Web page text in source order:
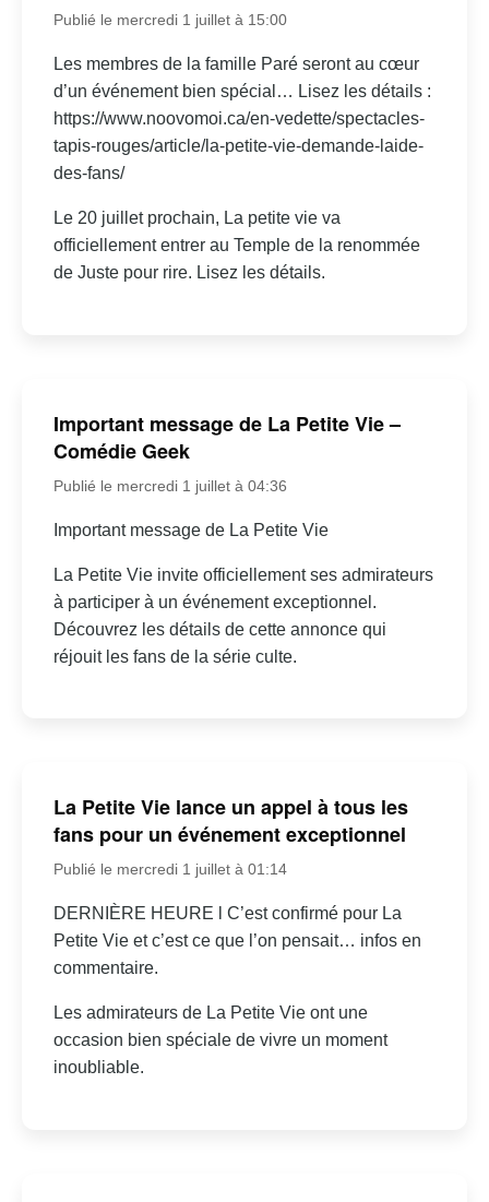
Publié le mercredi 1 juillet à 15:00
Les membres de la famille Paré seront au cœur
d’un événement bien spécial… Lisez les détails :
https://www.noovomoi.ca/en-vedette/spectacles-
tapis-rouges/article/la-petite-vie-demande-laide-
des-fans/
Le 20 juillet prochain, La petite vie va
officiellement entrer au Temple de la renommée
de Juste pour rire. Lisez les détails.
Important message de La Petite Vie –
Comédie Geek
Publié le mercredi 1 juillet à 04:36
Important message de La Petite Vie
La Petite Vie invite officiellement ses admirateurs
à participer à un événement exceptionnel.
Découvrez les détails de cette annonce qui
réjouit les fans de la série culte.
La Petite Vie lance un appel à tous les
fans pour un événement exceptionnel
Publié le mercredi 1 juillet à 01:14
DERNIÈRE HEURE l C’est confirmé pour La
Petite Vie et c’est ce que l’on pensait… infos en
commentaire.
Les admirateurs de La Petite Vie ont une
occasion bien spéciale de vivre un moment
inoubliable.